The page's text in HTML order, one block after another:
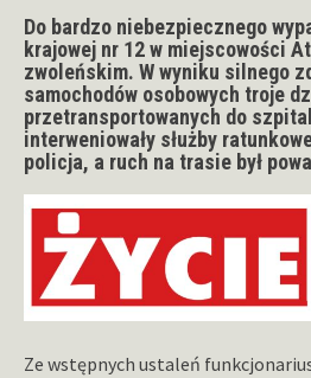
Do bardzo niebezpiecznego
krajowej nr 12 w miejscowości
zwoleńskim. W wyniku silnego
samochodów osobowych troje
przetransportowanych do
interweniowały służby
policja, a ruch na trasie był
Ze wstępnych ustaleń